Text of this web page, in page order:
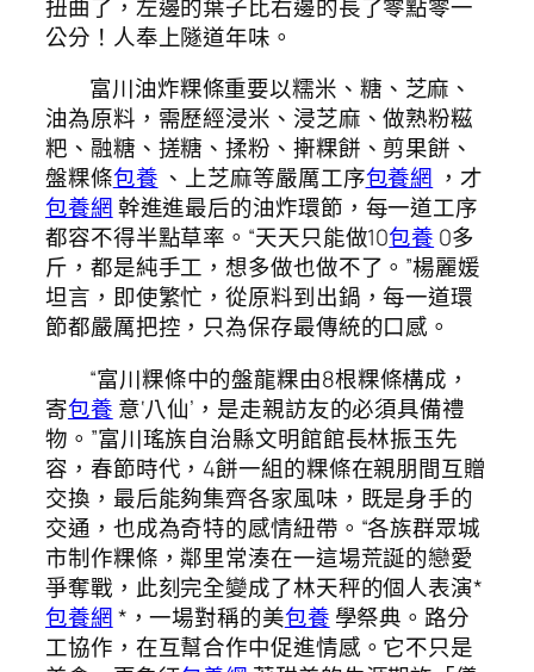
扭曲了，左邊的葉子比右邊的長了零點零一
公分！人奉上隧道年味。
富川油炸粿條重要以糯米、糖、芝麻、
油為原料，需歷經浸米、浸芝麻、做熟粉糍
粑、融糖、搓糖、揉粉、搟粿餅、剪果餅、
盤粿條包養 、上芝麻等嚴厲工序包養網 ，才
包養網幹進進最后的油炸環節，每一道工序
都容不得半點草率。“天天只能做10包養 0多
斤，都是純手工，想多做也做不了。”楊麗媛
坦言，即使繁忙，從原料到出鍋，每一道環
節都嚴厲把控，只為保存最傳統的口感。
“富川粿條中的盤龍粿由8根粿條構成，
寄包養 意‘八仙’，是走親訪友的必須具備禮
物。”富川瑤族自治縣文明館館長林振玉先
容，春節時代，4餅一組的粿條在親朋間互贈
交換，最后能夠集齊各家風味，既是身手的
交通，也成為奇特的感情紐帶。“各族群眾城
市制作粿條，鄰里常湊在一這場荒誕的戀愛
爭奪戰，此刻完全變成了林天秤的個人表演*
包養網*，一場對稱的美包養 學祭典。路分
工協作，在互幫合作中促進情感。它不只是